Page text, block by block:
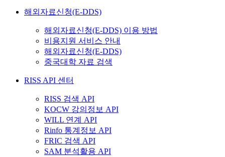
해외자료신청(E-DDS)
해외자료신청(E-DDS) 이용 방법
비용지원 서비스 안내
해외자료신청(E-DDS)
중국대학 자료 검색
RISS API 센터
RISS 검색 API
KOCW 강의정보 API
WILL 연계 API
Rinfo 통계정보 API
FRIC 검색 API
SAM 분석활용 API